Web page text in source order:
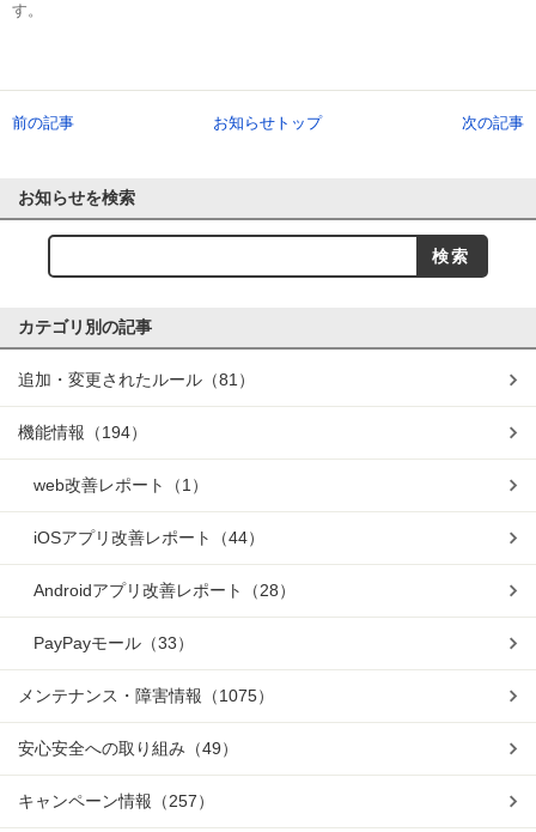
す。
前の記事 お知らせトップ 次の記事
お知らせを検索
カテゴリ別の記事
追加・変更されたルール （81）
機能情報 （194）
web改善レポート （1）
iOSアプリ改善レポート （44）
Androidアプリ改善レポート （28）
PayPayモール （33）
メンテナンス・障害情報 （1075）
安心安全への取り組み （49）
キャンペーン情報 （257）